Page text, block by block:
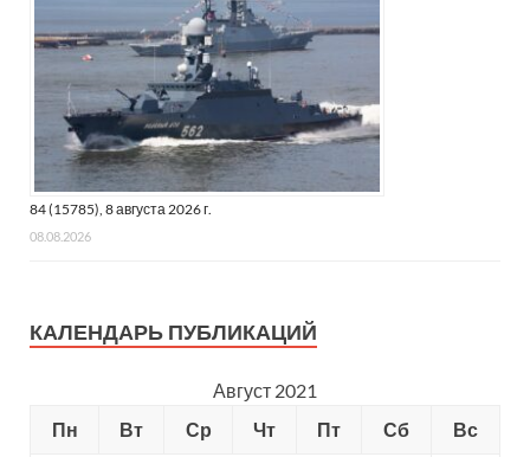
84 (15785), 8 августа 2026 г.
08.08.2026
КАЛЕНДАРЬ ПУБЛИКАЦИЙ
Август 2021
Пн
Вт Ср Чт Пт Сб Вс